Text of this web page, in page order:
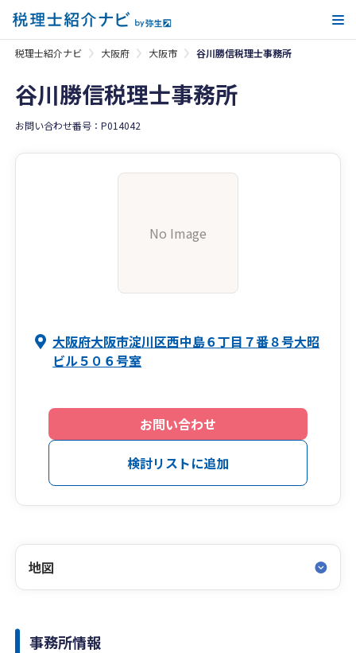
税理士紹介ナビ 大阪府 大阪市 谷川勝信税理士事務所
谷川勝信税理士事務所
お問い合わせ番号：P014042
No Image
大阪府大阪市淀川区西中島６丁目７番８号大昭
ビル５０６号室
お問い合わせ
検討リストに追加
地図
事務所情報